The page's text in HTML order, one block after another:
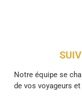
Notre équipe se
de vos voyageurs